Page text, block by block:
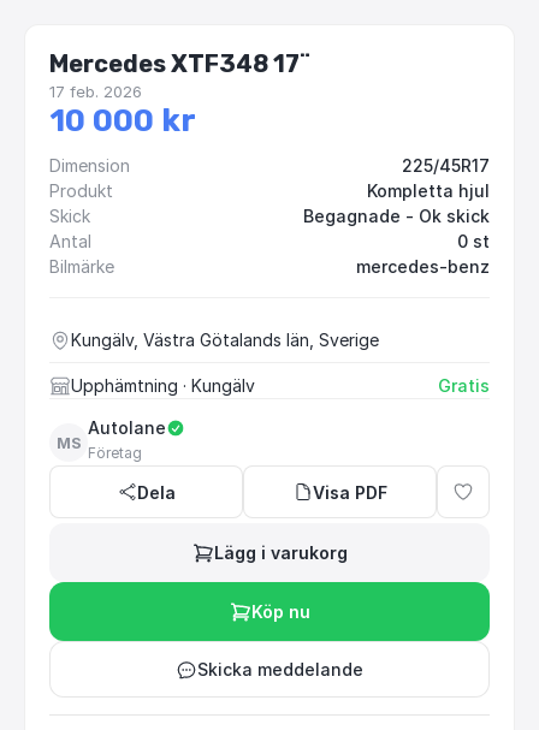
Mercedes XTF348 17¨
17 feb. 2026
10 000 kr
Dimension
225/45R17
Produkt
Kompletta hjul
Skick
Begagnade - Ok skick
Antal
0 st
Bilmärke
mercedes-benz
Kungälv, Västra Götalands län, Sverige
Upphämtning · Kungälv Gratis
MS
Autolane
Företag
Dela Visa PDF
Lägg i varukorg
Köp nu
Skicka meddelande